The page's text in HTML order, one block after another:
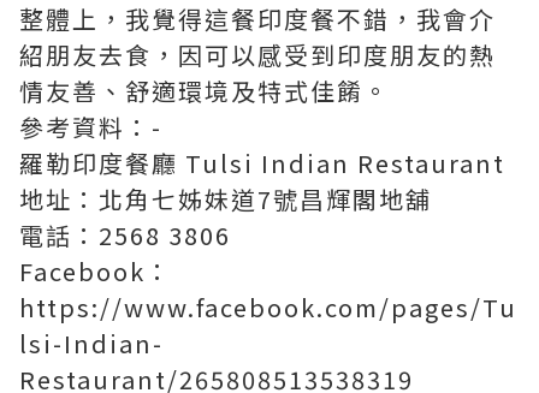
整體上，我覺得這餐印度餐不錯，我會介
紹朋友去食，因可以感受到印度朋友的熱
情友善、舒適環境及特式佳餚。
參考資料：-
羅勒印度餐廳 Tulsi Indian Restaurant
地址：北角七姊妹道7號昌輝閣地舖
電話：2568 3806
Facebook：
https://www.facebook.com/pages/Tu
lsi-Indian-
Restaurant/265808513538319